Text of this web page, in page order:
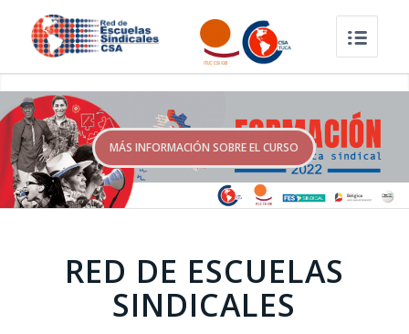
MÁS INFORMACIÓN SOBRE EL CURSO
RED DE ESCUELAS
SINDICALES